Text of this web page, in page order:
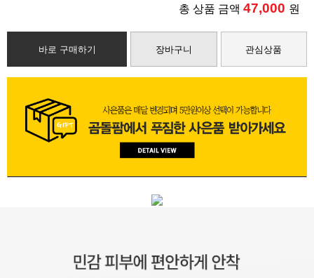
총 상품 금액 47,000 원
바로 구매하기 장바구니 관심상품